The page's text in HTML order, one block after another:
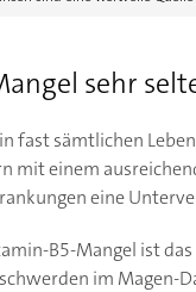
sehr
fast sämtlichen
mit einem
eine
B5-Mangel ist
im